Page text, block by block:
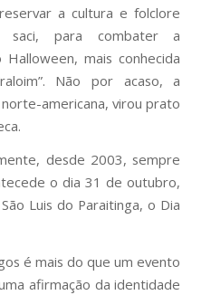
a cultura e folclore
saci, para combater a
mais conhecida
Não por acaso, a
americana, virou prato
desde 2003, sempre
o dia 31 de outubro,
Luis do Paraitinga, o Dia
é mais do que um evento
afirmação da identidade